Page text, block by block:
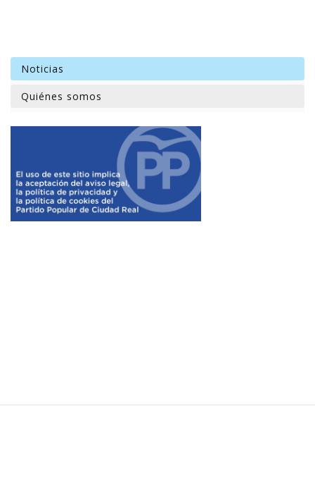
Noticias
Quiénes somos